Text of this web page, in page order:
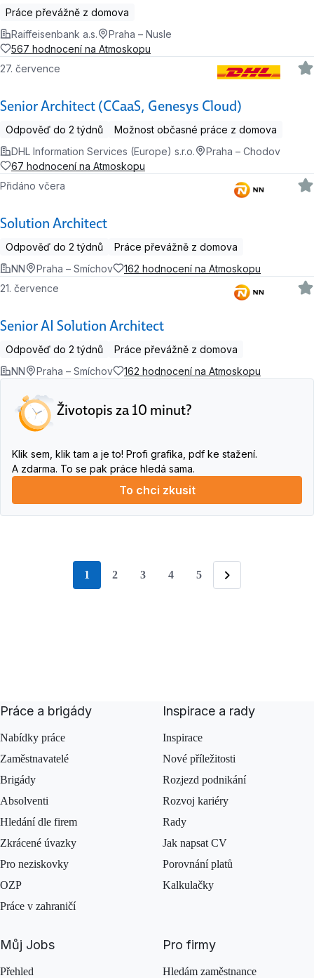
Práce převážně z domova
Raiffeisenbank a.s.
Praha – Nusle
567 hodnocení na Atmoskopu
Senior Architect (CCaaS, Genesys Cloud)
27. července
Odpověď do 2 týdnů
Možnost občasné práce z domova
DHL Information Services (Europe) s.r.o.
Praha – Chodov
67 hodnocení na Atmoskopu
Solution Architect
Přidáno včera
Odpověď do 2 týdnů
Práce převážně z domova
NN
Praha – Smíchov 162 hodnocení na Atmoskopu
Senior AI Solution Architect
21. července
Odpověď do 2 týdnů
Práce převážně z domova
NN
Praha – Smíchov 162 hodnocení na Atmoskopu
Životopis za 10 minut?
Klik sem, klik tam a je to! Profi grafika, pdf ke stažení.
A zdarma. To se pak práce hledá sama.
To chci zkusit
stránka
1 2 3 4 5
Následující
Práce a brigády
Nabídky práce
Zaměstnavatelé
Brigády
Absolventi
Hledání dle firem
Zkrácené úvazky
Pro neziskovky
OZP
Práce v zahraničí
Inspirace a rady
Inspirace
Nové příležitosti
Rozjezd podnikání
Rozvoj kariéry
Rady
Jak napsat CV
Porovnání platů
Kalkulačky
Můj Jobs
Přehled
Pro firmy
Hledám zaměstnance